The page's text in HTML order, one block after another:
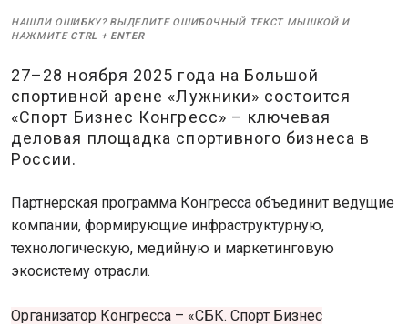
НАШЛИ ОШИБКУ? ВЫДЕЛИТЕ ОШИБОЧНЫЙ ТЕКСТ МЫШКОЙ И
НАЖМИТЕ CTRL + ENTER
27–28 ноября 2025 года на Большой
спортивной арене «Лужники» состоится
«Спорт Бизнес Конгресс» – ключевая
деловая площадка спортивного бизнеса в
России.
Партнерская программа Конгресса объединит ведущие
компании, формирующие инфраструктурную,
технологическую, медийную и маркетинговую
экосистему отрасли.
Организатор Конгресса – «СБК. Спорт Бизнес